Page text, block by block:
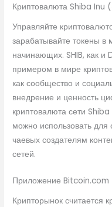
Криптовалюта Shiba Inu
Управляйте
зарабатывайте токены
начинающих. SHIB, как и
примером в мире
как сообщество и
внедрение и ценность
криптовалюта сети
можно использовать для
чаевых создателям
сетей.
Приложение Bitcoin.com
Крипторынок считается